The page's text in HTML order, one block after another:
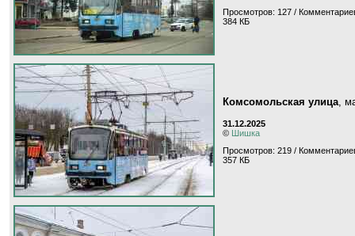
Просмотров: 127 /
384 КБ
Комсомольская улица,
31.12.2025
© Шишка
Просмотров: 219 /
357 КБ